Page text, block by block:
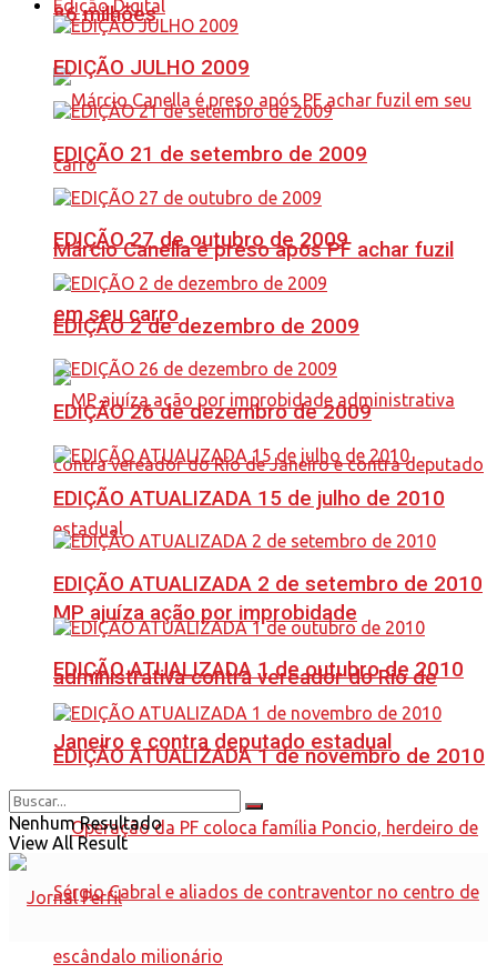
86 milhões
Márcio Canella é preso após PF achar fuzil
em seu carro
MP ajuíza ação por improbidade
administrativa contra vereador do Rio de
Janeiro e contra deputado estadual
Edição Digital
EDIÇÃO JULHO 2009
EDIÇÃO 21 de setembro de 2009
EDIÇÃO 27 de outubro de 2009
EDIÇÃO 2 de dezembro de 2009
EDIÇÃO 26 de dezembro de 2009
EDIÇÃO ATUALIZADA 15 de julho de 2010
EDIÇÃO ATUALIZADA 2 de setembro de 2010
EDIÇÃO ATUALIZADA 1 de outubro de 2010
EDIÇÃO ATUALIZADA 1 de novembro de 2010
Nenhum Resultado
View All Result